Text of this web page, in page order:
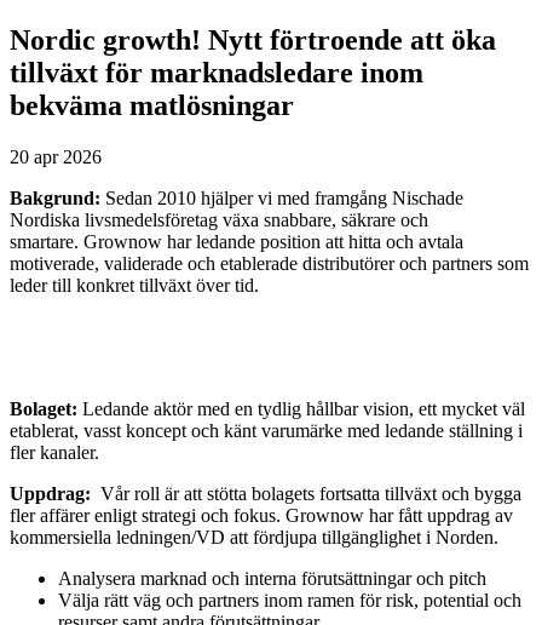
Nordic growth! Nytt förtroende att öka
tillväxt för marknadsledare inom
bekväma matlösningar
20 apr 2026
Bakgrund: Sedan 2010 hjälper vi med framgång Nischade
Nordiska livsmedelsföretag växa snabbare, säkrare och
smartare. Grownow har ledande position att hitta och avtala
motiverade, validerade och etablerade distributörer och partners som
leder till konkret tillväxt över tid.
Bolaget: Ledande aktör med en tydlig hållbar vision, ett mycket väl
etablerat, vasst koncept och känt varumärke med ledande ställning i
fler kanaler.
Uppdrag: Vår roll är att stötta bolagets fortsatta tillväxt och bygga
fler affärer enligt strategi och fokus. Grownow har fått uppdrag av
kommersiella ledningen/VD att fördjupa tillgänglighet i Norden.
Analysera marknad och interna förutsättningar och pitch
Välja rätt väg och partners inom ramen för risk, potential och